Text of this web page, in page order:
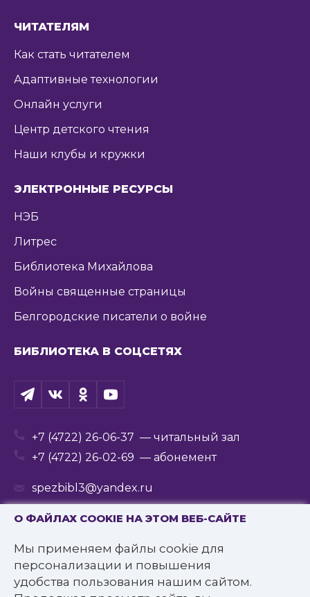
О ФАЙЛАХ COOKIE НА ЭТОМ ВЕБ-САЙТЕ
Мы применяем файлы cookie для
персонализации и повышения
удобства пользования нашим сайтом.
ЧИТАТЕЛЯМ
Как стать читателем
Адаптивные технологии
Онлайн услуги
Центр детского чтения
Наши клубы и кружки
ЭЛЕКТРОННЫЕ РЕСУРСЫ
НЭБ
Литрес
Библиотека Михайлова
Войны священные страницы
Белгородские писатели о войне
БИБЛИОТЕКА В СОЦСЕТЯХ
+7 (4722) 26-06-37 — читальный зал
+7 (4722) 26-02-69 — абонемент
spezbibl3@yandex.ru
© 2016—2022 Государственное бюджетное
учреждение культуры
«Белгородская государственная специальная